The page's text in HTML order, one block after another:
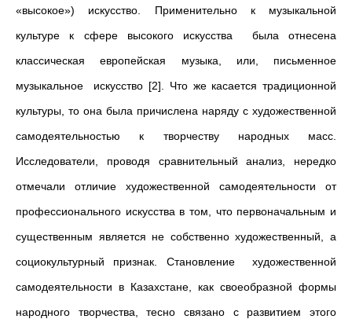
«высокое») искусство. Применительно к музыкальной
культуре к сфере высокого искусства была отнесена
классическая европейская музыка, или, письменное
музыкальное искусство [2]. Что же касается традиционной
культуры, то она была причислена наряду с художественной
самодеятельностью к творчеству народных масс.
Исследователи, проводя сравнительный анализ, нередко
отмечали отличие художественной самодеятельности от
профессионального искусства в том, что первоначальным и
существенным является не собственно художественный, а
социокультурный признак. Cтановление художественной
самодеятельности в Казахстане, как своеобразной формы
народного творчества, тесно связано с развитием этого